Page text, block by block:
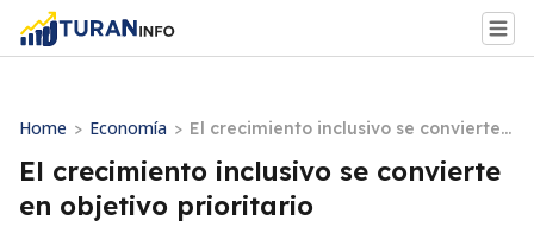
Home > Economía > El crecimiento inclusivo se convierte
en objetivo prioritario
El crecimiento inclusivo se convierte
en objetivo prioritario